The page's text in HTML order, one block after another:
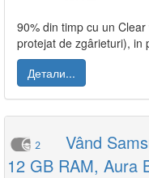
90% din timp cu un
protejat de zgârieturi), in
Детали...
2
Vând
12 GB RAM, Aura